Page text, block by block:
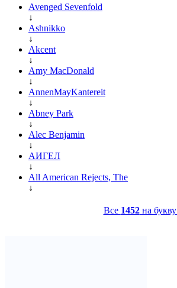
Avenged Sevenfold
↓
Ashnikko
↓
Akcent
↓
Amy MacDonald
↓
AnnenMayKantereit
↓
Abney Park
↓
Alec Benjamin
↓
АИГЕЛ
↓
All American Rejects, The
↓
Все 1452на букву